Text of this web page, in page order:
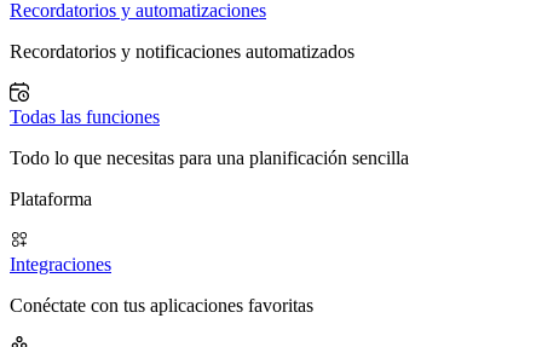
Recordatorios y automatizaciones
Recordatorios y notificaciones automatizados
Todas las funciones
Todo lo que necesitas para una planificación sencilla
Plataforma
Integraciones
Conéctate con tus aplicaciones favoritas